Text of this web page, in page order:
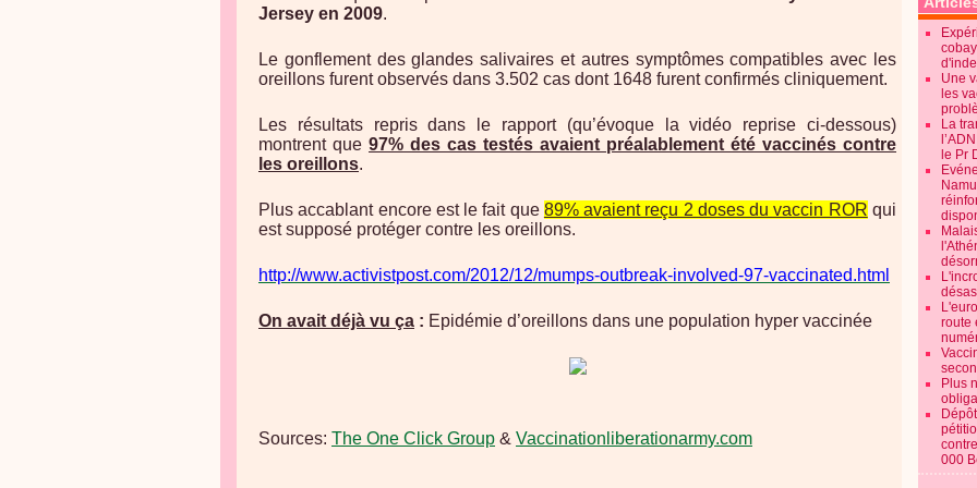
Jersey en 2009.
Le gonflement des glandes salivaires et autres symptômes compatibles avec les
oreillons furent observés dans 3.502 cas dont 1648 furent confirmés cliniquement.
Les résultats repris dans le rapport (qu’évoque la vidéo reprise ci-dessous)
montrent que 97% des cas testés avaient préalablement été vaccinés contre
les oreillons.
Plus accablant encore est le fait que 89% avaient reçu 2 doses du vaccin ROR qui
est supposé protéger contre les oreillons.
http://www.activistpost.com/2012/12/mumps-outbreak-involved-97-vaccinated.html
On avait déjà vu ça : Epidémie d’oreillons dans une population hyper vaccinée
Sources: The One Click Group & Vaccinationliberationarmy.com
Une
les
La
le Pr
route
Plus
000